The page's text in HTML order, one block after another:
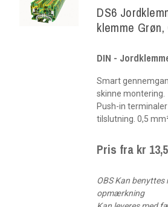
DS6
klemme Grøn,
DIN -
Smart
skinne montering.
Push-in
tilslutning. 0,5
Pris fra kr
OBS Kan
opmærkning